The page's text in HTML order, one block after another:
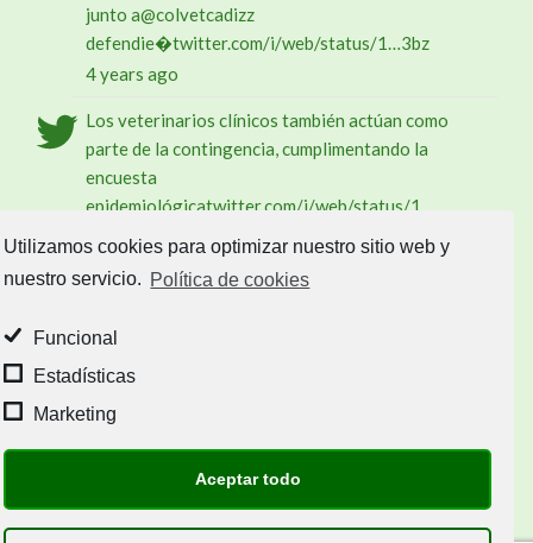
Utilizamos cookies para optimizar nuestro sitio web y
nuestro servicio. Política de cookies
Funcional
Estadísticas
Marketing
Aceptar todo
junto a@colvetcadizz
defendie�twitter.com/i/web/status/1…3bz
4 years ago
Los veterinarios clínicos también actúan como
parte de la contingencia, cumplimentando la
encuesta
epidemiológicatwitter.com/i/web/status/1…
gBg8ki
Buscar